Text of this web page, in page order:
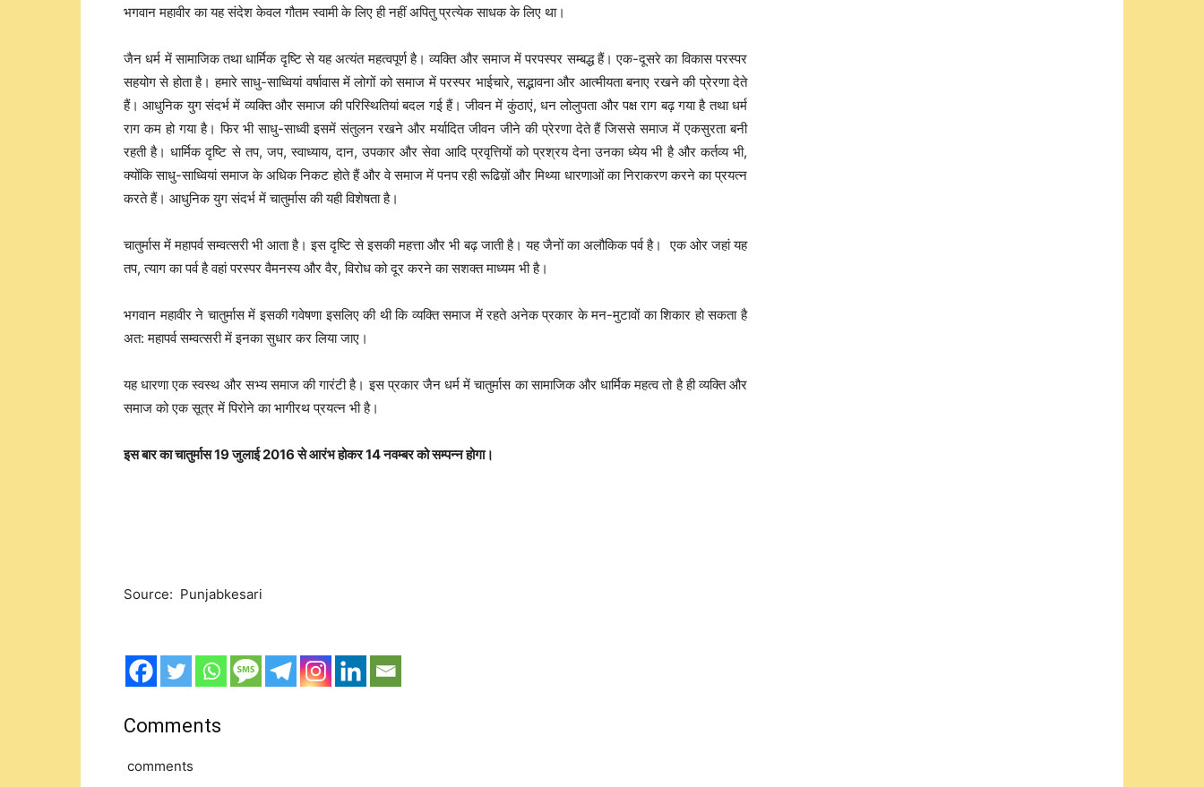
भगवान महावीर का यह संदेश केवल गौतम स्वामी के लिए ही नहीं अपितु प्रत्येक साधक के लिए था।
जैन धर्म में सामाजिक तथा धार्मिक दृष्टि से यह अत्यंत महत्वपूर्ण है। व्यक्ति और समाज में परपस्पर सम्बद्ध हैं। एक-दूसरे का विकास परस्पर
सहयोग से होता है। हमारे साधु-साध्वियां वर्षावास में लोगों को समाज में परस्पर भाईचारे, सद्भावना और आत्मीयता बनाए रखने की प्रेरणा देते
हैं। आधुनिक युग संदर्भ में व्यक्ति और समाज की परिस्थितियां बदल गई हैं। जीवन में कुंठाएं, धन लोलुपता और पक्ष राग बढ़ गया है तथा धर्म
राग कम हो गया है। फिर भी साधु-साध्वी इसमें संतुलन रखने और मर्यादित जीवन जीने की प्रेरणा देते हैं जिससे समाज में एकसुरता बनी
रहती है। धार्मिक दृष्टि से तप, जप, स्वाध्याय, दान, उपकार और सेवा आदि प्रवृत्तियों को प्रश्रय देना उनका ध्येय भी है और कर्तव्य भी,
क्योंकि साधु-साध्वियां समाज के अधिक निकट होते हैं और वे समाज में पनप रही रूढिय़ों और मिथ्या धारणाओं का निराकरण करने का प्रयत्न
करते हैं। आधुनिक युग संदर्भ में चातुर्मास की यही विशेषता है।
चातुर्मास में महापर्व सम्वत्सरी भी आता है। इस दृष्टि से इसकी महत्ता और भी बढ़ जाती है। यह जैनों का अलौकिक पर्व है। एक ओर जहां यह
तप, त्याग का पर्व है वहां परस्पर वैमनस्य और वैर, विरोध को दूर करने का सशक्त माध्यम भी है।
भगवान महावीर ने चातुर्मास में इसकी गवेषणा इसलिए की थी कि व्यक्ति समाज में रहते अनेक प्रकार के मन-मुटावों का शिकार हो सकता है
अत: महापर्व सम्वत्सरी में इनका सुधार कर लिया जाए।
यह धारणा एक स्वस्थ और सभ्य समाज की गारंटी है। इस प्रकार जैन धर्म में चातुर्मास का सामाजिक और धार्मिक महत्व तो है ही व्यक्ति और
समाज को एक सूत्र में पिरोने का भागीरथ प्रयत्न भी है।
इस बार का चातुर्मास 19 जुलाई 2016 से आरंभ होकर 14 नवम्बर को सम्पन्न होगा।
Source: Punjabkesari
Comments
comments